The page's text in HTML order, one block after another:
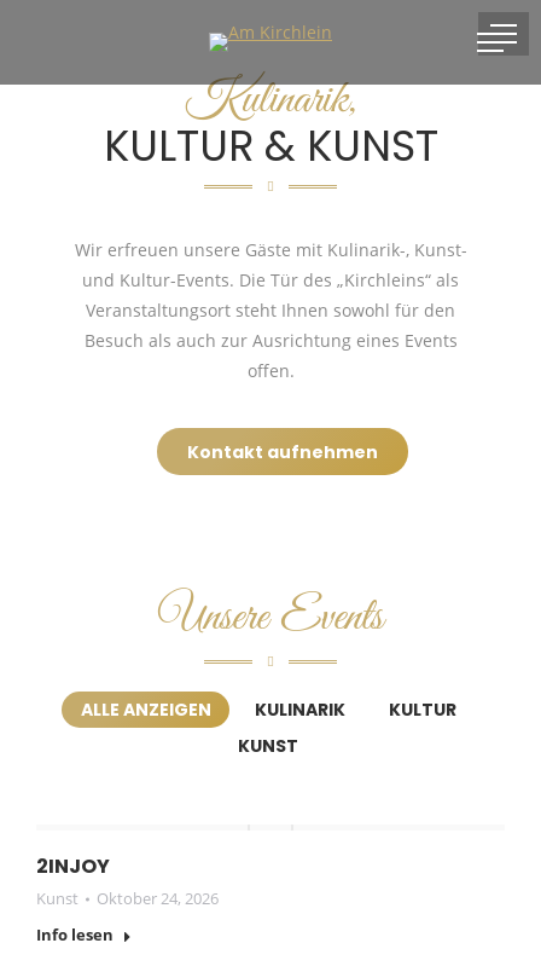
Kulinarik,
KULTUR & KUNST
Wir erfreuen unsere Gäste mit Kulinarik-, Kunst-
und Kultur-Events. Die Tür des „Kirchleins“ als
Veranstaltungsort steht Ihnen sowohl für den
Besuch als auch zur Ausrichtung eines Events
offen.
Kontakt aufnehmen
Unsere Events
ALLE ANZEIGEN KULINARIK
KULTUR
KUNST
2INJOY
Kunst
Oktober 24, 2026
Info lesen